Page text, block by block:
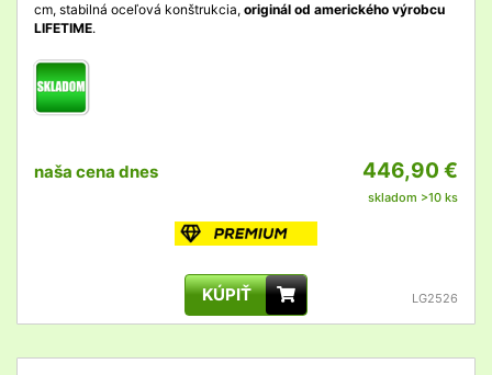
cm, stabilná oceľová konštrukcia, originál od amerického výrobcu
LIFETIME.
naša cena dnes 446,90 €
skladom >10 ks
KÚPIŤ LG2526